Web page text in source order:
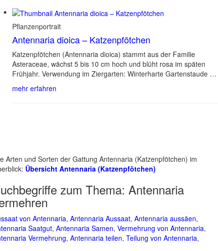
Pflanzenportrait
Antennaria dioica – Katzenpfötchen
Katzenpfötchen (Antennaria dioica) stammt aus der Familie
Asteraceae, wächst 5 bis 10 cm hoch und blüht rosa im späten
Frühjahr. Verwendung im Ziergarten: Winterharte Gartenstaude …
mehr erfahren
Arten und Sorten der Gattung Antennaria (Katzenpfötchen) im
Übersicht Antennaria (Katzenpfötchen)
zum Thema: Antennaria
von Antennaria, Antennaria Aussaat, Antennaria aussäen,
Saatgut, Antennaria Samen, Vermehrung von Antennaria,
Vermehrung, Antennaria teilen, Teilung von Antennaria,